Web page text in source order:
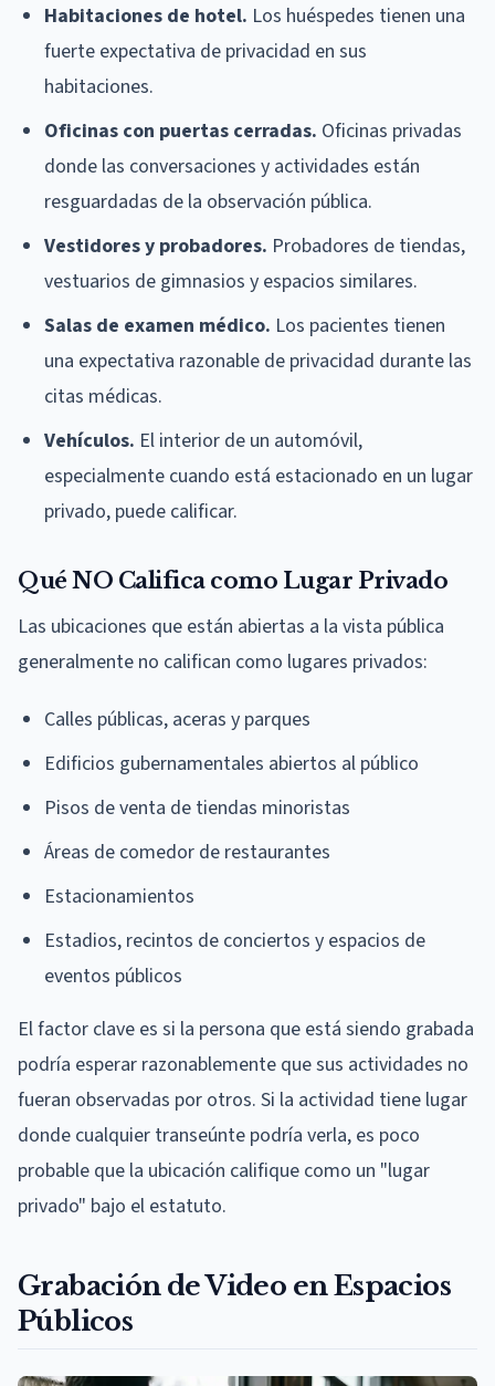
Habitaciones de hotel. Los huéspedes tienen una
fuerte expectativa de privacidad en sus
habitaciones.
Oficinas con puertas cerradas. Oficinas privadas
donde las conversaciones y actividades están
resguardadas de la observación pública.
Vestidores y probadores. Probadores de tiendas,
vestuarios de gimnasios y espacios similares.
Salas de examen médico. Los pacientes tienen
una expectativa razonable de privacidad durante las
citas médicas.
Vehículos. El interior de un automóvil,
especialmente cuando está estacionado en un lugar
privado, puede calificar.
Qué NO Califica como Lugar Privado
Las ubicaciones que están abiertas a la vista pública
generalmente no califican como lugares privados:
Calles públicas, aceras y parques
Edificios gubernamentales abiertos al público
Pisos de venta de tiendas minoristas
Áreas de comedor de restaurantes
Estacionamientos
Estadios, recintos de conciertos y espacios de
eventos públicos
El factor clave es si la persona que está siendo grabada
podría esperar razonablemente que sus actividades no
fueran observadas por otros. Si la actividad tiene lugar
donde cualquier transeúnte podría verla, es poco
probable que la ubicación califique como un "lugar
privado" bajo el estatuto.
Grabación de Video en Espacios
Públicos